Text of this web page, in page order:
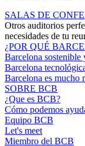
SALAS DE
Otros auditorios
necesidades de tu
¿POR QUÉ
Barcelona sostenible
Barcelona
Barcelona es mucho
SOBRE BCB
¿Que es BCB?
Cómo podemos
Equipo BCB
Let's meet
Miembro del BCB